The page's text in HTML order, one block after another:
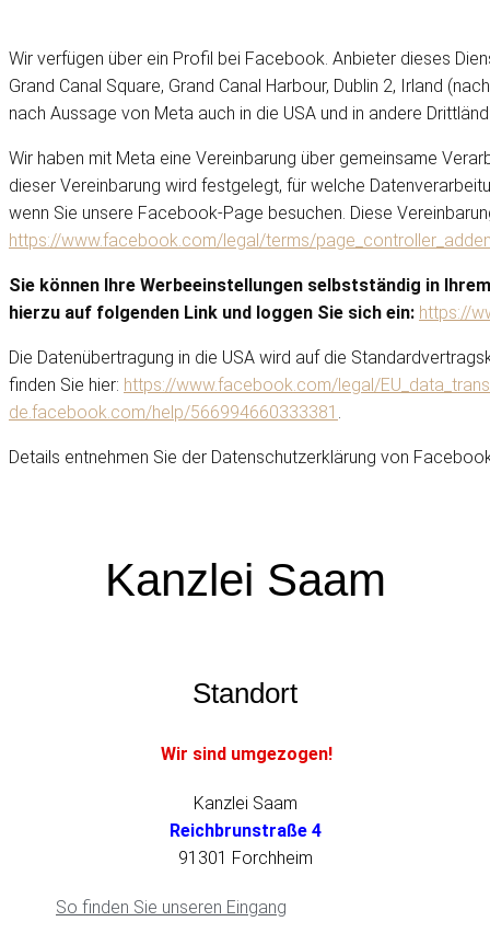
Wir verfügen über ein Profil bei Facebook. Anbieter dieses
Grand Canal Square, Grand Canal Harbour, Dublin 2, Irland
nach Aussage von Meta auch in die USA und in andere
Wir haben mit Meta eine Vereinbarung über gemeinsame
dieser Vereinbarung wird festgelegt, für welche
wenn Sie unsere Facebook-Page besuchen. Diese
https://www.facebook.com/legal/terms/
Sie können Ihre Werbeeinstellungen selbstständig in
hierzu auf folgenden Link und loggen Sie sich ein: https://
Die Datenübertragung in die USA wird auf die
finden Sie hier: https://www.facebook.com/legal/
de.facebook.com/help/566994660333381 .
Details entnehmen Sie der Datenschutzerklärung von
Kanzlei Saam
Standort
Wir sind umgezogen!
Kanzlei Saam
Reichbrunstraße 4
91301 Forchheim
So finden Sie unseren Eingang